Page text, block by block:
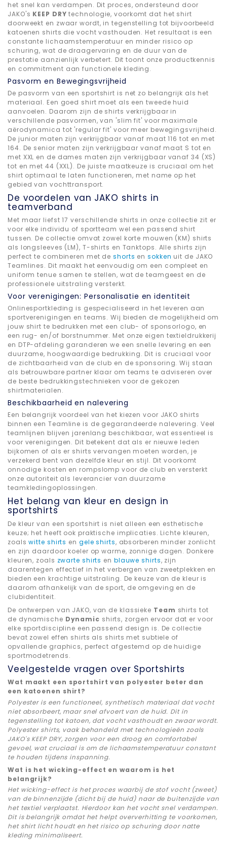
het snel kan verdampen. Dit proces, ondersteund door
JAKO's KEEP DRY technologie, voorkomt dat het shirt
doorweekt en zwaar wordt, in tegenstelling tot bijvoorbeeld
katoenen shirts die vocht vasthouden. Het resultaat is een
constante lichaamstemperatuur en minder risico op
schuring, wat de draagervaring en de duur van de
prestatie aanzienlijk verbetert. Dit toont onze productkennis
en commitment aan functionele kleding.
Pasvorm en Bewegingsvrijheid
De pasvorm van een sportshirt is net zo belangrijk als het
materiaal. Een goed shirt moet als een tweede huid
aanvoelen. Daarom zijn de shirts verkrijgbaar in
verschillende pasvormen, van 'slim fit' voor maximale
aërodynamica tot 'regular fit' voor meer bewegingsvrijheid.
De junior maten zijn verkrijgbaar vanaf maat 116 tot en met
164. De senior maten zijn verkrijgbaar vanaf maat S tot en
met XXL en de dames maten zijn verkrijgbaar vanaf 34 (XS)
tot en met 44 (XXL). De juiste maatkeuze is cruciaal om het
shirt optimaal te laten functioneren, met name op het
gebied van vochttransport.
De voordelen van JAKO shirts in
teamverband
Met maar liefst 17 verschillende shirts in onze collectie zit er
voor elke individu of sportteam wel een passend shirt
tussen. De collectie omvat zowel korte mouwen (KM) shirts
als longsleeves (LM), T-shirts en Tanktops. Alle shirts zijn
perfect te combineren met deshorts ensokken uit de JAKO
Teamlines. Dit maakt het eenvoudig om een compleet en
uniform tenue samen te stellen, wat de teamgeest en de
professionele uitstraling versterkt.
Voor verenigingen: Personalisatie en identiteit
Onlinesportkleding is gespecialiseerd in het leveren aan
sportverenigingen en teams. Wij bieden de mogelijkheid om
jouw shirt te bedrukken met een club- of sponsorlogo, en
een rug- en/of borstnummer. Met onze eigen textieldrukkerij
en DTP-afdeling garanderen we een snelle levering en een
duurzame, hoogwaardige bedrukking. Dit is cruciaal voor
de zichtbaarheid van de club en de sponsoring. Wij staan
als betrouwbare partner klaar om teams te adviseren over
de beste bedrukkingstechnieken voor de gekozen
shirtmaterialen.
Beschikbaarheid en nalevering
Een belangrijk voordeel van het kiezen voor JAKO shirts
binnen een Teamline is de gegarandeerde nalevering. Veel
teamlijnen blijven jarenlang beschikbaar, wat essentieel is
voor verenigingen. Dit betekent dat als er nieuwe leden
bijkomen of als er shirts vervangen moeten worden, je
verzekerd bent van dezelfde kleur en stijl. Dit voorkomt
onnodige kosten en rompslomp voor de club en versterkt
onze autoriteit als leverancier van duurzame
teamkledingoplossingen.
Het belang van kleur en design in
sportshirts
De kleur van een sportshirt is niet alleen een esthetische
keuze; het heeft ook praktische implicaties. Lichte kleuren,
zoalswitte shirts en gele shirts, absorberen minder zonlicht
en zijn daardoor koeler op warme, zonnige dagen. Donkere
kleuren, zoals zwarte shirts en blauwe shirts, zijn
daarentegen effectief in het verbergen van zweetplekken en
bieden een krachtige uitstraling. De keuze van de kleur is
daarom afhankelijk van de sport, de omgeving en de
clubidentiteit.
De ontwerpen van JAKO, van de klassieke Team shirts tot
de dynamische Dynamic shirts, zorgen ervoor dat er voor
elke sportdiscipline een passend design is. De collectie
bevat zowel effen shirts als shirts met subtiele of
opvallende graphics, perfect afgestemd op de huidige
sportmodetrends.
Veelgestelde vragen over Sportshirts
Wat maakt een sportshirt van polyester beter dan
een katoenen shirt?
Polyester is een functioneel, synthetisch materiaal dat vocht
niet absorbeert, maar snel afvoert van de huid. Dit in
tegenstelling tot katoen, dat vocht vasthoudt en zwaar wordt.
Polyester shirts, vaak behandeld met technologieën zoals
JAKO's KEEP DRY, zorgen voor een droog en comfortabel
gevoel, wat cruciaal is om de lichaamstemperatuur constant
te houden tijdens inspanning.
Wat is het wicking-effect en waarom is het
belangrijk?
Het wicking-effect is het proces waarbij de stof vocht (zweet)
van de binnenzijde (dicht bij de huid) naar de buitenzijde van
het textiel verplaatst. Hierdoor kan het vocht snel verdampen.
Dit is belangrijk omdat het helpt oververhitting te voorkomen,
het shirt licht houdt en het risico op schuring door natte
kleding minimaliseert.